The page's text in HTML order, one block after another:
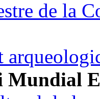
de la
Mundial